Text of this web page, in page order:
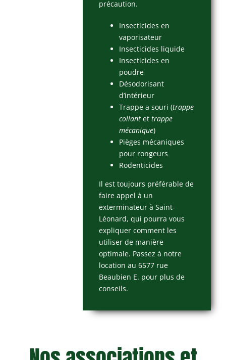
précaution.
Insecticides en
vaporisateur
Insecticides liquide
Insecticides en
poudre
Désodorisant
d’intérieur
Trappe a souri (trappe
collant ettrappe
mécanique)
Pièges mécaniques
pour rongeurs
Rodenticides
Il est toujours préférable de
faire appel à un
exterminateur à Saint-
Léonard, qui pourra vous
expliquer comment les
utiliser de manière
optimale. Passez à notre
location au 6577 rue
Beaubien E. pour plus de
conseils.